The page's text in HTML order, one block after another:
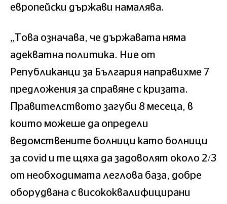
европейски държави намалява.
„Това означава, че държавата няма
адекватна политика. Ние от
Републиканци за България направихме 7
предложения за справяне с кризата.
Правителството загуби 8 месеца, в
които можеше да определи
ведомствените болници като болници
за covid и те щяха да задоволят около 2/3
от необходимата леглова база, добре
оборудвана с висококвалифицирани